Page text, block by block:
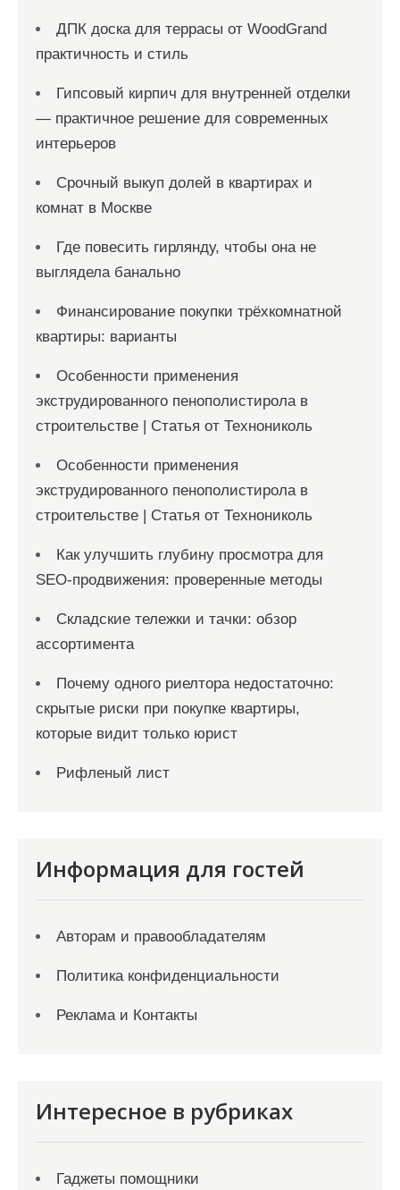
ДПК доска для террасы от WoodGrand
практичность и стиль
Гипсовый кирпич для внутренней отделки
— практичное решение для современных
интерьеров
Срочный выкуп долей в квартирах и
комнат в Москве
Где повесить гирлянду, чтобы она не
выглядела банально
Финансирование покупки трёхкомнатной
квартиры: варианты
Особенности применения
экструдированного пенополистирола в
строительстве | Статья от Технониколь
Особенности применения
экструдированного пенополистирола в
строительстве | Статья от Технониколь
Как улучшить глубину просмотра для
SEO-продвижения: проверенные методы
Складские тележки и тачки: обзор
ассортимента
Почему одного риелтора недостаточно:
скрытые риски при покупке квартиры,
которые видит только юрист
Рифленый лист
Информация для гостей
Авторам и правообладателям
Политика конфиденциальности
Реклама и Контакты
Интересное в рубриках
Гаджеты помощники